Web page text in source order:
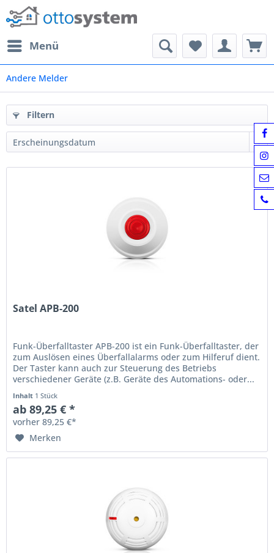
Menü
Andere Melder
Filtern
Satel APB-200
Funk-Überfalltaster APB-200 ist ein Funk-Überfalltaster, der
zum Auslösen eines Überfallalarms oder zum Hilferuf dient.
Der Taster kann auch zur Steuerung des Betriebs
verschiedener Geräte (z.B. Geräte des Automations- oder...
Inhalt 1 Stück
ab 89,25 € *
vorher 89,25 €*
Merken